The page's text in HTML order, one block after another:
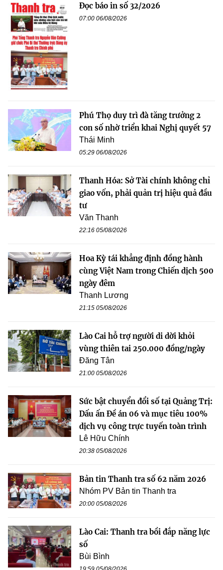
Đọc báo in số 32/2026
07:00 06/08/2026
Phú Thọ duy trì đà tăng trưởng 2
con số nhờ triển khai Nghị quyết 57
Thái Minh
05:29 06/08/2026
Thanh Hóa: Sở Tài chính không chỉ
giao vốn, phải quản trị hiệu quả đầu
tư
Văn Thanh
22:16 05/08/2026
Hoa Kỳ tái khẳng định đồng hành
cùng Việt Nam trong Chiến dịch 500
ngày đêm
Thanh Lương
21:15 05/08/2026
Lào Cai hỗ trợ người di dời khỏi
vùng thiên tai 250.000 đồng/ngày
Đăng Tân
21:00 05/08/2026
Sức bật chuyển đổi số tại Quảng Trị:
Dấu ấn Đề án 06 và mục tiêu 100%
dịch vụ công trực tuyến toàn trình
Lê Hữu Chính
20:38 05/08/2026
Bản tin Thanh tra số 62 năm 2026
Nhóm PV Bản tin Thanh tra
20:00 05/08/2026
Lào Cai: Thanh tra bồi đắp năng lực
số
Bùi Bình